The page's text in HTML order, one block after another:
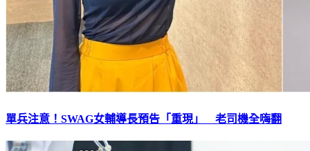
單兵注意！SWAG女輔導長預告「重現」 老司機全嗨翻